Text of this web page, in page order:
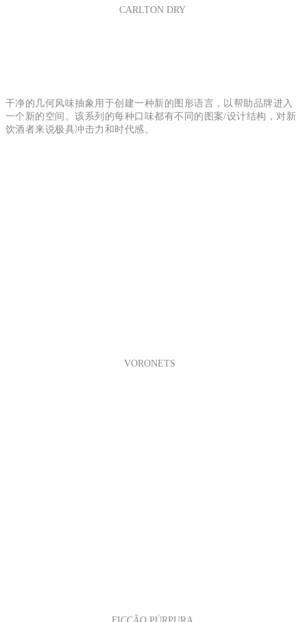
CARLTON DRY
干净的几何风味抽象用于创建一种新的图形语言，以帮助品牌进入
一个新的空间。该系列的每种口味都有不同的图案/设计结构，对新
饮酒者来说极具冲击力和时代感。
VORONETS